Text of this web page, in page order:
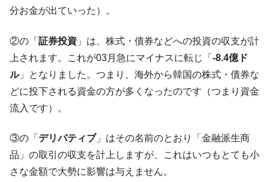
『Money1』
韓国『国民年金公団』株価暴落で200兆蒸
『Money1』
韓国政府「ニセＫ-ブランドを通報しようキ
ャンペーン」⇒ あの名物教授も登場！
『Money1』
韓国「橋が落ちました」⇒ 耐久性「なさす
ぎ」では。
『Money1』
Fact1
日本の誇る海洋資源調査船『白嶺』は先進技術の
塊！
Fact1
夏の甲子園、優勝校を最も多く輩出している都道
分お金が出ていった）。
②の「 証券投資 」は、株式・債券などへの投資の収支が計
上されます。これが03月急にマイナスに転じ「 -8.4億ド
ル」となりました。つまり、海外から韓国の株式・債券な
どに投下される資金の方が多くなったのです（つまり資金
流入です）。
③の「 デリバティブ」はその名前のとおり「金融派生商
品」の取引の収支を計上しますが、これはいつもとても小
さな金額で大勢に影響は与えません。